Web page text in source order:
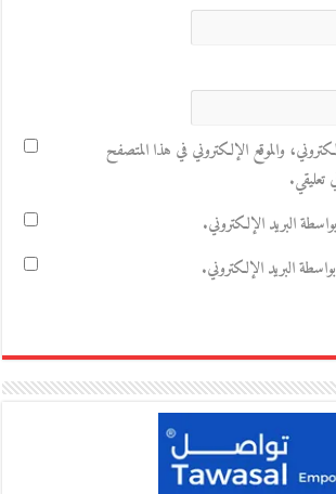
والموقع الإلكتروني في هذا المتصفح
تعليقي.
البريد الإلكتروني.
البريد الإلكتروني.